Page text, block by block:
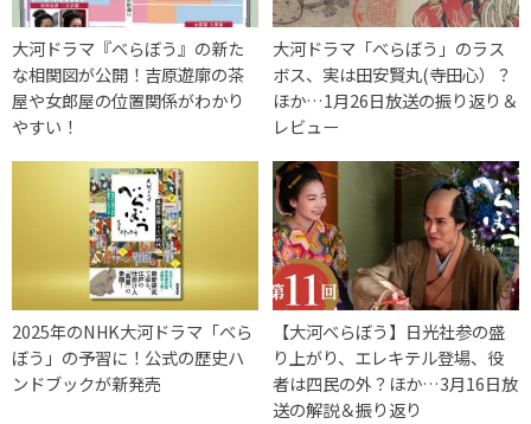
大河ドラマ『べらぼう』の新た
な相関図が公開！吉原遊廓の茶
屋や女郎屋の位置関係がわかり
やすい！
大河ドラマ「べらぼう」のラス
ボス、実は田安賢丸(寺田心）？
ほか…1月26日放送の振り返り＆
レビュー
2025年のNHK大河ドラマ「べら
ぼう」の予習に！公式の歴史ハ
ンドブックが新発売
【大河べらぼう】日光社参の盛
り上がり、エレキテル登場、役
者は四民の外？ほか…3月16日放
送の解説＆振り返り